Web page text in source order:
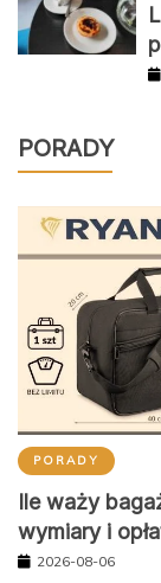
PORADY
PORADY
Ile waży
wymiary i
2026-08-06